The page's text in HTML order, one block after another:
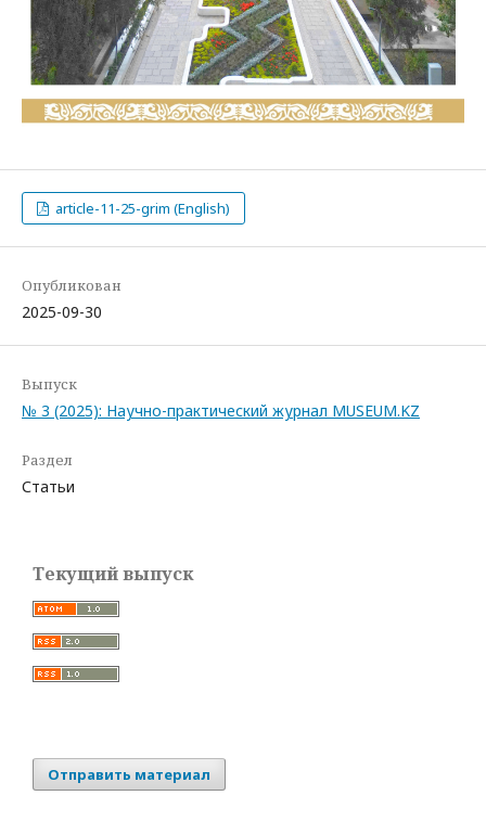
article-11-25-grim (English)
Опубликован
2025-09-30
Выпуск
№ 3 (2025): Научно-практический журнал MUSEUM.KZ
Раздел
Статьи
Текущий выпуск
Отправить материал